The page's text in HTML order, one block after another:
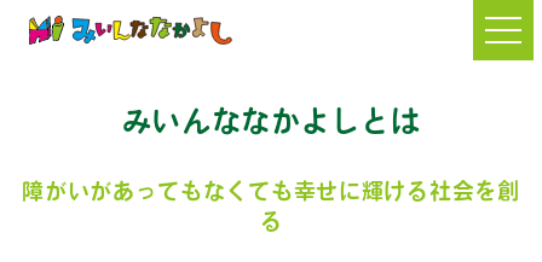
みいんななかよしとは
障がいがあってもなくても幸せに輝ける社会を創
る